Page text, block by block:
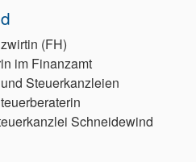
(FH)
im Finanzamt
Steuerkanzleien
Schneidewind